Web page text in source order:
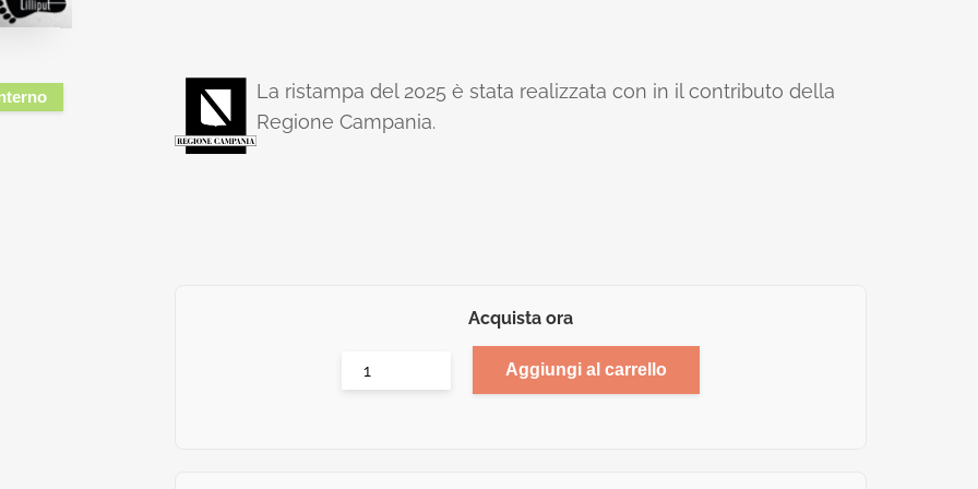
La ristampa del 2025 è stata realizzata con in il contributo della
Regione Campania.
Acquista ora
Aggiungi al carrello